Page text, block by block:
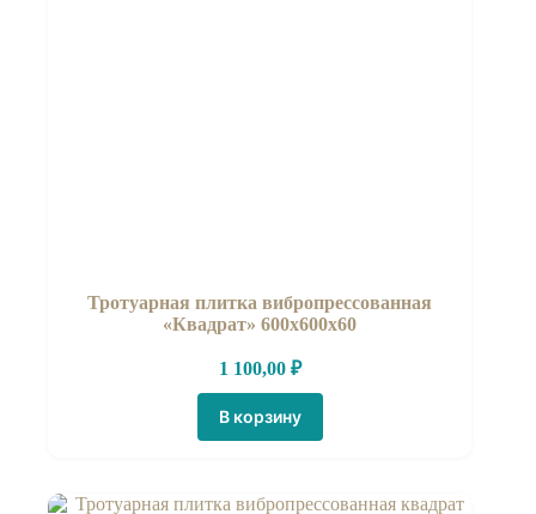
Тротуарная плитка вибропрессованная
«Квадрат» 600х600х60
1 100,00 ₽
В корзину